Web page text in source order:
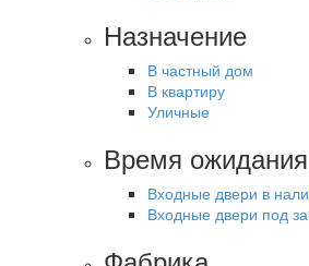
Назначение
В частный дом
В квартиру
Уличные
Время ожидания
Входные двери в
Входные двери под